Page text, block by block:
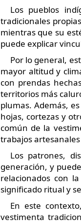
Los pueblos
tradicionales
mientras que su
puede explicar
Por lo general,
mayor altitud y
con prendas
territorios más
plumas. Además,
hojas, cortezas y
común de la
trabajos
Los patrones,
generación, y
relacionados con
significado ritual y
En este
vestimenta